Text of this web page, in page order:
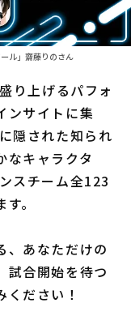
ル」齋藤りのさん
り上げるパフォ
ンサイトに集
隠された知られ
なキャラクタ
スチーム全123
。
、あなただけの
試合開始を待つ
ださい！